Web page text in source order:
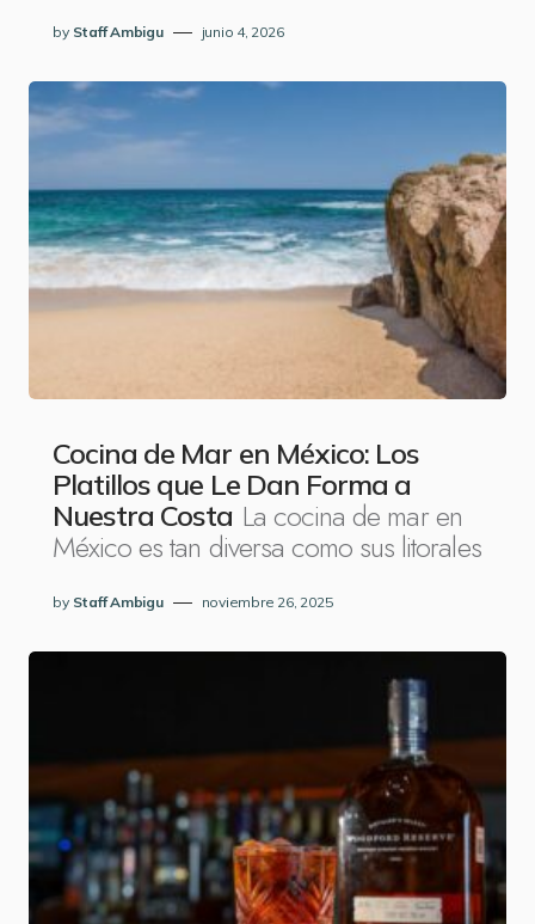
by Staff Ambigu junio 4, 2026
Cocina de Mar en México: Los
Platillos que Le Dan Forma a
Nuestra Costa La cocina de mar en
México es tan diversa como sus litorales
by Staff Ambigu noviembre 26, 2025